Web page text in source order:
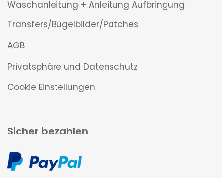
Waschanleitung + Anleitung Aufbringung
Transfers/Bügelbilder/Patches
AGB
Privatsphäre und Datenschutz
Cookie Einstellungen
Sicher bezahlen